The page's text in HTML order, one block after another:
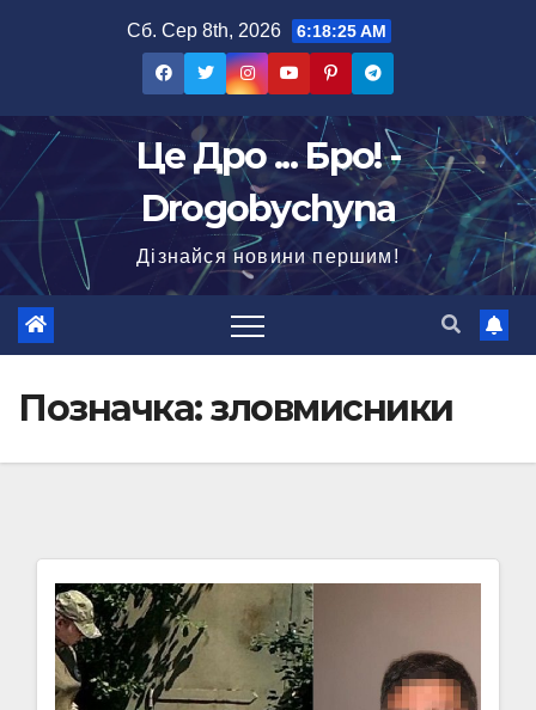
Сб. Сер 8th, 2026 6:18:26 AM
Це Дро ... Бро! -
Drogobychyna
Дізнайся новини першим!
Позначка:зловмисники